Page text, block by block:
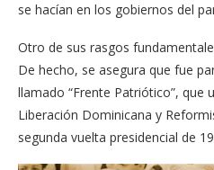
se hacían en los gobiernos del
Otro de sus rasgos
De hecho, se asegura que fue
llamado “Frente Patriótico”, que
Liberación Dominicana y
segunda vuelta presidencial de